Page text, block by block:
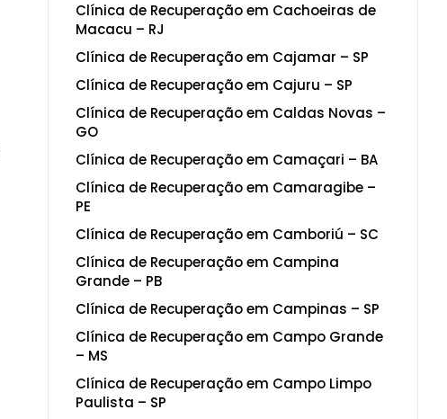
Clínica de Recuperação em Cachoeiras de
Macacu – RJ
Clínica de Recuperação em Cajamar – SP
Clínica de Recuperação em Cajuru – SP
Clínica de Recuperação em Caldas Novas –
GO
Clínica de Recuperação em Camaçari – BA
Clínica de Recuperação em Camaragibe –
PE
Clínica de Recuperação em Camboriú – SC
Clínica de Recuperação em Campina
Grande – PB
Clínica de Recuperação em Campinas – SP
Clínica de Recuperação em Campo Grande
– MS
Clínica de Recuperação em Campo Limpo
Paulista – SP